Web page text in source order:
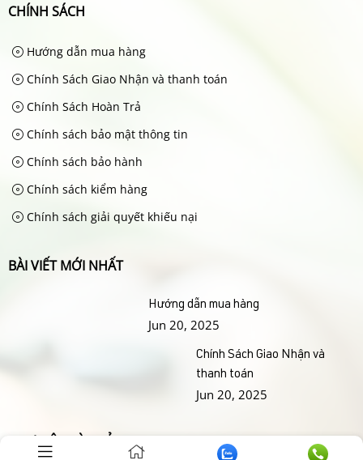
CHÍNH SÁCH
Hướng dẫn mua hàng
Chính Sách Giao Nhận và thanh toán
Chính Sách Hoàn Trả
Chính sách bảo mật thông tin
Chính sách bảo hành
Chính sách kiểm hàng
Chính sách giải quyết khiếu nại
BÀI VIẾT MỚI NHẤT
Hướng dẫn mua hàng
Jun 20, 2025
Chính Sách Giao Nhận và
thanh toán
Jun 20, 2025
THƯ VIỆN HÌNH ẢNHH